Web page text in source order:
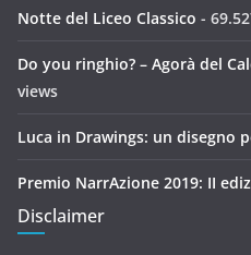
Notte del Liceo Classico -
Do you ringhio? – Agorà del
views
Luca in Drawings: un disegno
Premio NarrAzione 2019: II
Disclaimer